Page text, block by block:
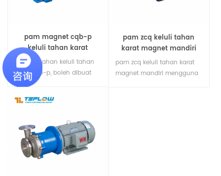
pam magnet cqb-p
keluli tahan karat
bahan-bahan keluli tahan
karat cqb-p, boleh dibuat
daripada bahan-bahan
keluli tahan karat seperti
ss304 dan ss316 dan ss316l,
industri perubatan dan
kimia, boleh mengangkut
asid sulfurik, asid nitrik, asid
hidroklorik dan cecair yang
pam zcq keluli tahan
karat magnet mandiri
pam zcq keluli tahan karat
magnet mandiri mengguna